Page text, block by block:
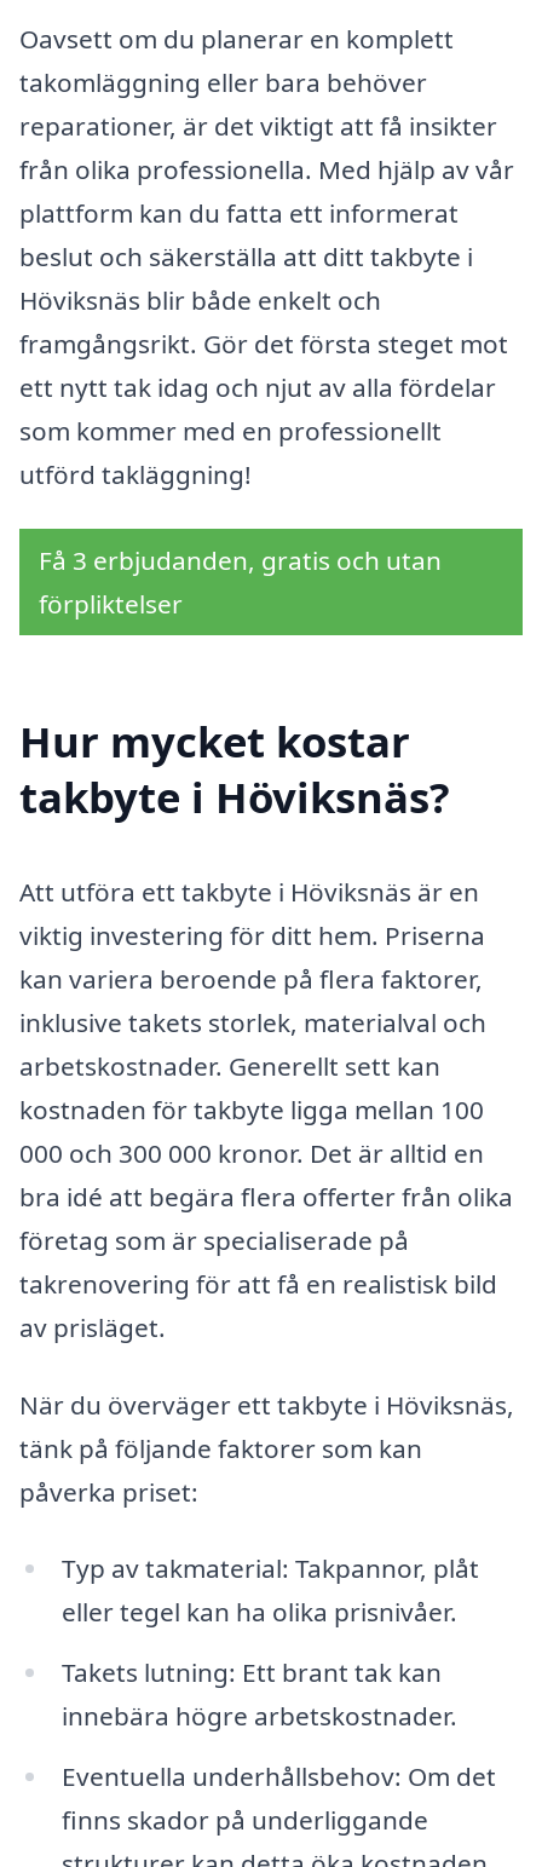
Oavsett om du planerar en komplett
takomläggning eller bara behöver
reparationer, är det viktigt att få insikter
från olika professionella. Med hjälp av vår
plattform kan du fatta ett informerat
beslut och säkerställa att ditt takbyte i
Höviksnäs blir både enkelt och
framgångsrikt. Gör det första steget mot
ett nytt tak idag och njut av alla fördelar
som kommer med en professionellt
utförd takläggning!
Få 3 erbjudanden, gratis och utan
förpliktelser
Hur mycket kostar
takbyte i Höviksnäs?
Att utföra ett takbyte i Höviksnäs är en
viktig investering för ditt hem. Priserna
kan variera beroende på flera faktorer,
inklusive takets storlek, materialval och
arbetskostnader. Generellt sett kan
kostnaden för takbyte ligga mellan 100
000 och 300 000 kronor. Det är alltid en
bra idé att begära flera offerter från olika
företag som är specialiserade på
takrenovering för att få en realistisk bild
av prisläget.
När du överväger ett takbyte i Höviksnäs,
tänk på följande faktorer som kan
påverka priset:
Typ av takmaterial: Takpannor, plåt
eller tegel kan ha olika prisnivåer.
Takets lutning: Ett brant tak kan
innebära högre arbetskostnader.
Eventuella underhållsbehov: Om det
finns skador på underliggande